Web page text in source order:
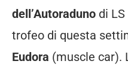
dell’Autoraduno di
trofeo di questa
Eudora (muscle car).